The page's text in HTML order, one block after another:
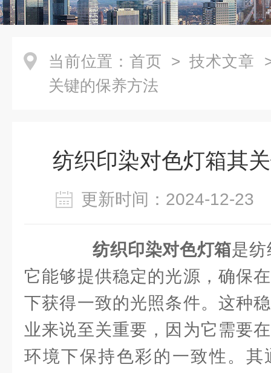
当前位置： 首页 > 技术文章
关键的保养方法
纺织印染对色灯箱其
更新时间：2024-12-
纺织印染对色灯箱是纺
它能够提供稳定的光源，确保
下获得一致的光照条件。这种
业来说至关重要，因为它需要
环境下保持色彩的一致性。其